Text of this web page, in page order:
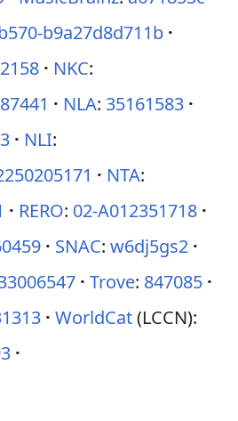
b9a27d8d711b
NKC:
NLA: 35161583
NLI:
NTA:
RERO: 02-A012351718
SNAC: w6dj5gs2
Trove: 847085
WorldCat(LCCN):